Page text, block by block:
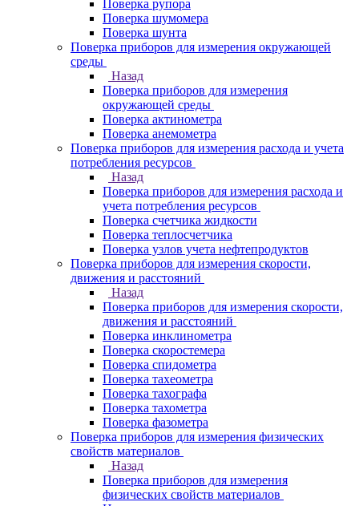
Поверка рупора
Поверка шумомера
Поверка шунта
Поверка приборов для измерения окружающей
среды
Назад
Поверка приборов для измерения
окружающей среды
Поверка актинометра
Поверка анемометра
Поверка приборов для измерения расхода и учета
потребления ресурсов
Назад
Поверка приборов для измерения расхода и
учета потребления ресурсов
Поверка счетчика жидкости
Поверка теплосчетчика
Поверка узлов учета нефтепродуктов
Поверка приборов для измерения скорости,
движения и расстояний
Назад
Поверка приборов для измерения скорости,
движения и расстояний
Поверка инклинометра
Поверка скоростемера
Поверка спидометра
Поверка тахеометра
Поверка тахографа
Поверка тахометра
Поверка фазометра
Поверка приборов для измерения физических
свойств материалов
Назад
Поверка приборов для измерения
физических свойств материалов